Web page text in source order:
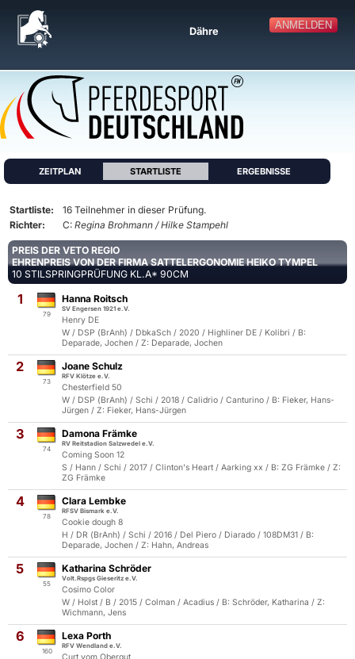
ANMELDEN
Dähre
ZEITPLAN STARTLISTE ERGEBNISSE
Startliste:
16 Teilnehmer in dieser Prüfung.
Richter:
C: Regina Brohmann / Hilke Stampehl
PREIS DER VETO REGIO
EHRENPREIS VON DER FIRMA SATTELERGONOMIE HEIKO TYMPEL
10 STILSPRINGPRÜFUNG KL.A* 90CM
1
79
Hanna Roitsch
SV Engersen 1921 e.V.
Henry DE
W / DSP (BrAnh) / DbkaSch / 2020 / Highliner DE / Kolibri / B:
Deparade, Jochen / Z: Deparade, Jochen
2
73
Joane Schulz
RFV Klötze e.V.
Chesterfield 50
W / DSP (BrAnh) / Schi / 2018 / Calidrio / Canturino / B: Fieker, Hans-
Jürgen / Z: Fieker, Hans-Jürgen
3
74
Damona Främke
RV Reitstadion Salzwedel e.V.
Coming Soon 12
S / Hann / Schi / 2017 / Clinton's Heart / Aarking xx / B: ZG Främke / Z:
ZG Främke
4
78
Clara Lembke
RFSV Bismark e.V.
Cookie dough 8
H / DR (BrAnh) / Schi / 2016 / Del Piero / Diarado / 108DM31 / B:
Deparade, Jochen / Z: Hahn, Andreas
5
55
Katharina Schröder
Volt.Rspgs Gieseritz e.V.
Cosimo Color
W / Holst / B / 2015 / Colman / Acadius / B: Schröder, Katharina / Z:
Wichmann, Jens
6
160
Lexa Porth
RFV Wendland e.V.